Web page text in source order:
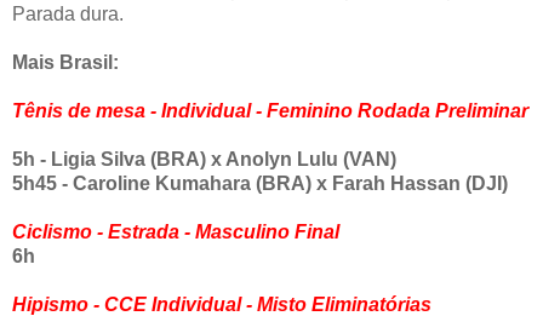
Parada dura.
Mais Brasil:
Tênis de mesa - Individual - Feminino Rodada Preliminar
5h - Ligia Silva (BRA) x Anolyn Lulu (VAN)
5h45 - Caroline Kumahara (BRA) x Farah Hassan (DJI)
Ciclismo - Estrada - Masculino Final
6h
Hipismo - CCE Individual - Misto Eliminatórias